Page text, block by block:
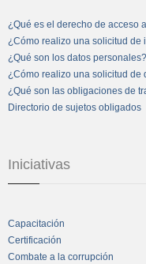
¿Qué es el derecho de acceso
¿Cómo realizo una solicitud de
¿Qué son los datos personales?
¿Cómo realizo una solicitud de
¿Qué son las obligaciones de
Directorio de sujetos obligados
Iniciativas
Capacitación
Certificación
Combate a la corrupción